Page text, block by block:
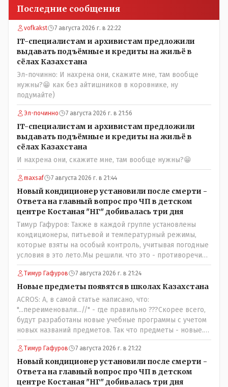
Последние сообщения
vofkakst 7 августа 2026 г. в 22:22
IT-специалистам и архивистам предложили
выдавать подъёмные и кредиты на жильё в
сёлах Казахстана
Эл-починно: И нахрена они, скажите мне, там вообще
нужны?😁 как без айтишников в коровнике, ну
подумайте)
Эл-починно 7 августа 2026 г. в 21:56
IT-специалистам и архивистам предложили
выдавать подъёмные и кредиты на жильё в
сёлах Казахстана
И нахрена они, скажите мне, там вообще нужны?😁
maxsaf 7 августа 2026 г. в 21:44
Новый кондиционер установили после смерти -
Ответа на главный вопрос про ЧП в детском
центре Костаная "НГ" добивалась три дня
Тимур Гафуров: Также в каждой группе установлены
кондиционеры, питьевой и температурный режимы,
которые взяты на особый контроль, учитывая погодные
условия в это лето.Мы решили. что это - противоречие.
Вы считаете иначе?Ну тут противоречия нет. Этот
комментарий прозвучал на следующий день после
трагедии, то есть 29 июля, когда спешно установили и
воду, и новые кондиционеры, и впервые поставили
температурный режим на контроль. То есть первая
часть - информация до трагедии, вторая часть -
информация после трагедии, когда все уже было
Тимур Гафуров 7 августа 2026 г. в 21:24
Новые предметы появятся в школах Казахстана
ACROS: А, в самой статье написано, что:
"...переименовали...//" - где правильно ???Скорее всего,
будут разработаны новые учебные программы с учетом
новых названий предметов. Так что предметы - новые.
Хоть и переименованные)
Тимур Гафуров 7 августа 2026 г. в 21:22
Новый кондиционер установили после смерти -
Ответа на главный вопрос про ЧП в детском
центре Костаная "НГ" добивалась три дня